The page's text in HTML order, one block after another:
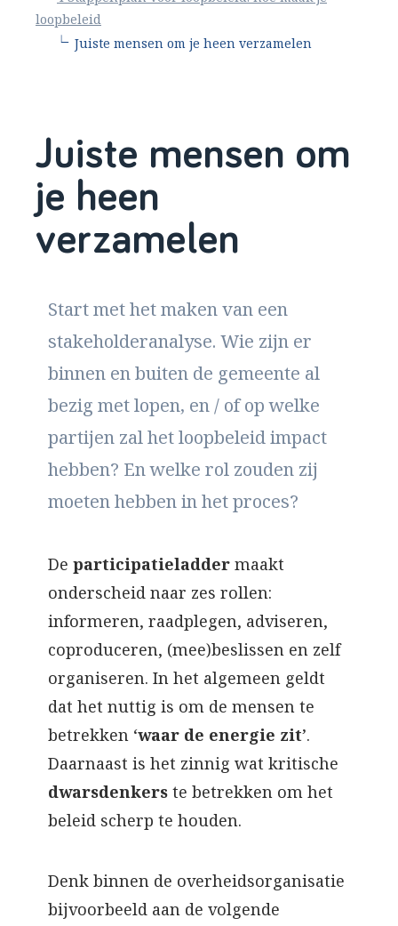
loopbeleid
∟
Juiste mensen om je heen verzamelen
Juiste mensen om
je heen
verzamelen
Start met het maken van een
stakeholderanalyse. Wie zijn er
binnen en buiten de gemeente al
bezig met lopen, en / of op welke
partijen zal het loopbeleid impact
hebben? En welke rol zouden zij
moeten hebben in het proces?
De participatieladder maakt
onderscheid naar zes rollen:
informeren, raadplegen, adviseren,
coproduceren, (mee)beslissen en zelf
organiseren. In het algemeen geldt
dat het nuttig is om de mensen te
betrekken ‘waar de energie zit’.
Daarnaast is het zinnig wat kritische
dwarsdenkers te betrekken om het
beleid scherp te houden.
Denk binnen de overheidsorganisatie
bijvoorbeeld aan de volgende